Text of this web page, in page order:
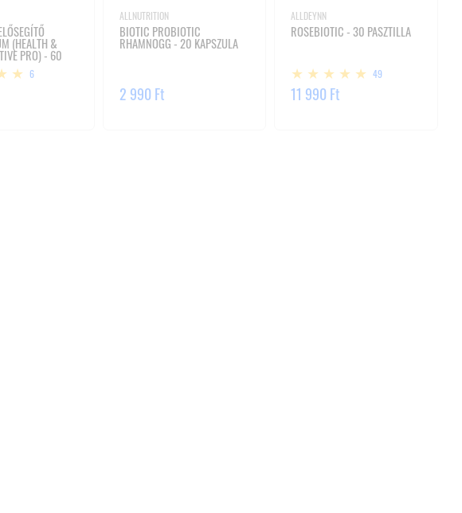
(HEALTH &
PRO) - 60
6
ALLNUTRITION
BIOTIC PROBIOTIC
RHAMNOGG - 20 KAPSZULA
2 990 Ft
ALLDEYNN
ROSEBIOTIC - 30 PASZTILLA
49
11 990 Ft